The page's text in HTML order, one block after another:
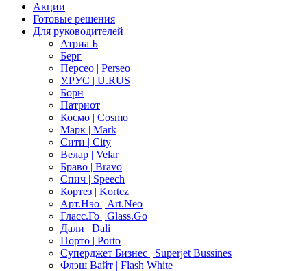
Акции
Готовые решения
Для руководителей
Атриа Б
Берг
Персео | Perseo
У.РУС | U.RUS
Борн
Патриот
Космо | Cosmo
Марк | Mark
Сити | City
Велар | Velar
Браво | Bravo
Спич | Speech
Кортез | Kortez
Арт.Нэо | Art.Neo
Гласс.Го | Glass.Go
Дали | Dali
Порто | Porto
Суперджет Бизнес | Superjet Bussines
Флэш Вайт | Flash White